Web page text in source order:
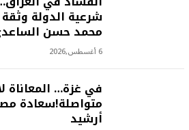
شرعية الدولة
محمد حسن
6 أغسطس,2026
في غزة… المعاناة
متواصلة!سعادة
أرشيد